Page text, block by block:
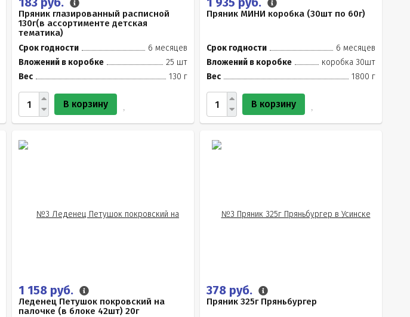
Пряник глазированный расписной
130г(в ассортименте детская
тематика)
Срок годности
6 месяцев
Вложений в коробке
25 шт
Вес
130 г
В корзину
Пряник МИНИ коробка (30шт по 60г)
Срок годности
6 месяцев
Вложений в коробке
коробка 30шт
Вес
1800 г
В корзину
1 158 руб.
Леденец Петушок покровский на
палочке (в блоке 42шт) 20г
378 руб.
Пряник 325г Пряньбургер